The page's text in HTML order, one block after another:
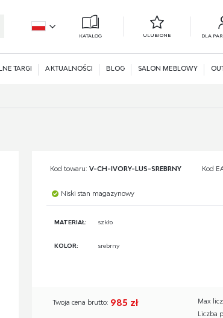
KATALOG ULUBIONE DLA
TARGI AKTUALNOŚCI BLOG SALON MEBLOWY
Kod towaru: V-CH-IVORY-LUS-SREBRNY Kod
Niski stan magazynowy
MATERIAŁ: szkło
KOLOR: srebrny
Twoja cena brutto: 985 zł
Max
Liczba